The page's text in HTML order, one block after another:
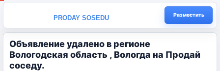
PRODAY SOSEDU Разместить
Объявление удалено в регионе
Вологодская область , Вологда на Продай
соседу.